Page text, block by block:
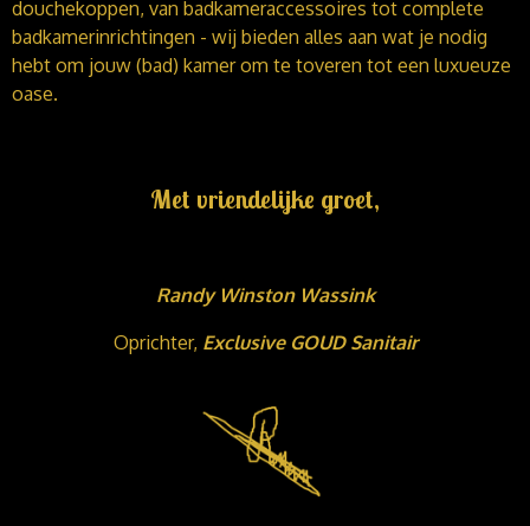
douchekoppen, van badkameraccessoires tot complete
badkamerinrichtingen - wij bieden alles aan wat je nodig
hebt om jouw (bad) kamer om te toveren tot een luxueuze
oase.
Met vriendelijke groet,
Randy Winston Wassink
Oprichter, Exclusive GOUD Sanitair